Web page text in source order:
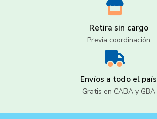
Retira sin cargo
Previa coordinación
Envíos a todo el país
Gratis en CABA y GBA